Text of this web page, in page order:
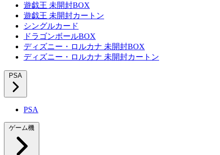
遊戯王 未開封BOX
遊戯王 未開封カートン
シングルカード
ドラゴンボールBOX
ディズニー・ロルカナ 未開封BOX
ディズニー・ロルカナ 未開封カートン
PSA
PSA
ゲーム機